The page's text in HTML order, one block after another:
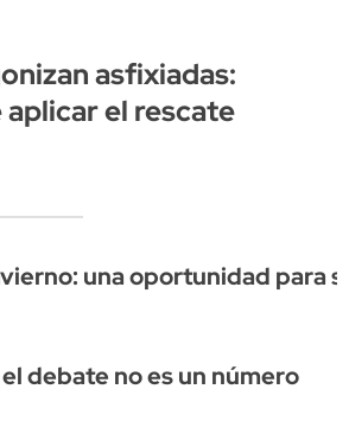
asfixiadas:
el rescate
una oportunidad para
debate no es un número